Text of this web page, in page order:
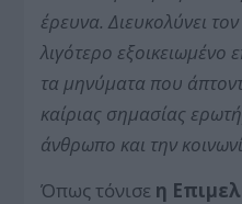
έρευνα. Διευκολύνει
λιγότερο εξοικειωμένο
τα μηνύματα που
καίριας σημασίας
άνθρωπο και την
Όπως τόνισε η